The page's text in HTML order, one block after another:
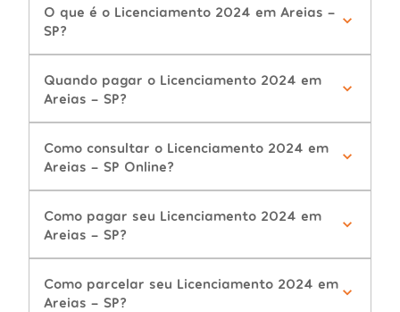
O que é o Licenciamento 2024 em Areias -
SP?
Quando pagar o Licenciamento 2024 em
Areias - SP?
Como consultar o Licenciamento 2024 em
Areias - SP Online?
Como pagar seu Licenciamento 2024 em
Areias - SP?
Como parcelar seu Licenciamento 2024 em
Areias - SP?